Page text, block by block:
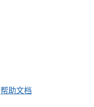
帮助文档